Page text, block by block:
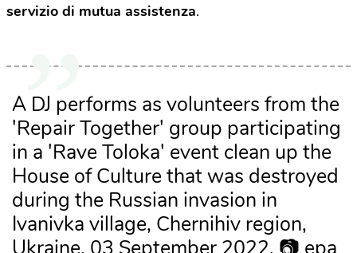
servizio di mutua assistenza.
A DJ performs as volunteers from the
'Repair Together' group participating
in a 'Rave Toloka' event clean up the
House of Culture that was destroyed
during the Russian invasion in
Ivanivka village, Chernihiv region,